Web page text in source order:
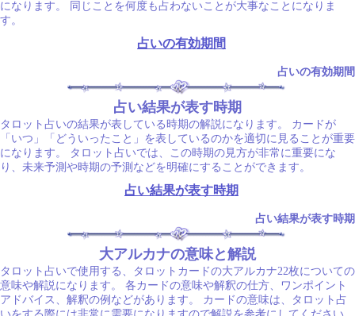
になります。 同じことを何度も占わないことが大事なことになりま
す。
占いの有効期間
占いの有効期間
占い結果が表す時期
タロット占いの結果が表している時期の解説になります。 カードが
「いつ」「どういったこと」を表しているのかを適切に見ることが重要
になります。 タロット占いでは、この時期の見方が非常に重要にな
り、未来予測や時期の予測などを明確にすることができます。
占い結果が表す時期
占い結果が表す時期
大アルカナの意味と解説
タロット占いで使用する、タロットカードの大アルカナ22枚についての
意味や解説になります。 各カードの意味や解釈の仕方、ワンポイント
アドバイス、解釈の例などがあります。 カードの意味は、タロット占